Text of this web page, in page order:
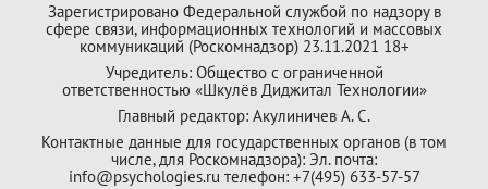
Зарегистрировано Федеральной службой по надзору в
сфере связи, информационных технологий и массовых
коммуникаций (Роскомнадзор) 23.11.2021 18+
Учредитель: Общество с ограниченной
ответственностью «Шкулёв Диджитал Технологии»
Главный редактор: Акулиничев А. С.
Контактные данные для государственных органов (в том
числе, для Роскомнадзора): Эл. почта:
info@psychologies.ru телефон: +7(495) 633-57-57